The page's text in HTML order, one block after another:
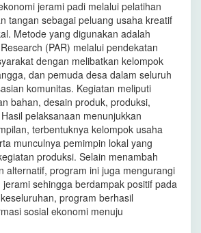
jerami padi melalui pelatihan
tangan sebagai peluang usaha kreatif
Metode yang digunakan adalah
(PAR) melalui pendekatan
dengan melibatkan kelompok
dan pemuda desa dalam seluruh
komunitas. Kegiatan meliputi
bahan, desain produk, produksi,
pelaksanaan menunjukkan
terbentuknya kelompok usaha
munculnya pemimpin lokal yang
produksi. Selain menambah
alternatif, program ini juga mengurangi
sehingga berdampak positif pada
program berhasil
sosial ekonomi menuju